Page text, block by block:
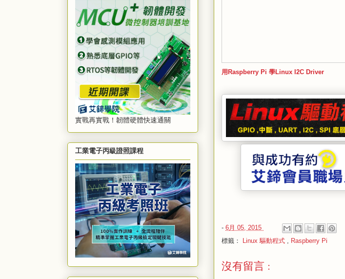
用Raspberry Pi 學Linux I2C Driver
- 6月 05, 2015
標籤：
Linux 驅動程式 , Raspberry Pi
沒有留言 :
實戰再實戰！韌體硬體快速通關
工業電子丙級證照課程